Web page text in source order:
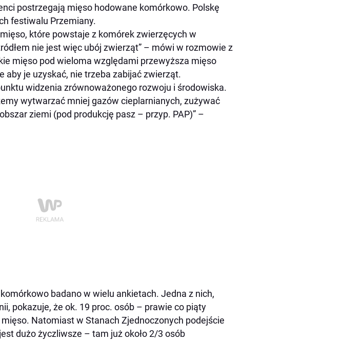
postrzegają mięso hodowane komórkowo. Polskę
festiwalu Przemiany.
które powstaje z komórek zwierzęcych w
nie jest więc ubój zwierząt” – mówi w rozmowie z
mięso pod wieloma względami przewyższa mięso
aby je uzyskać, nie trzeba zabijać zwierząt.
widzenia zrównoważonego rozwoju i środowiska.
wytwarzać mniej gazów cieplarnianych, zużywać
ziemi (pod produkcję pasz – przyp. PAP)” –
badano w wielu ankietach. Jedna z nich,
pokazuje, że ok. 19 proc. osób – prawie co piąty
Natomiast w Stanach Zjednoczonych podejście
dużo życzliwsze – tam już około 2/3 osób